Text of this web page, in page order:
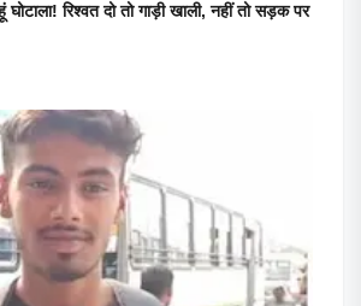
रिश्वत दो तो गाड़ी खाली, नहीं तो सड़क पर